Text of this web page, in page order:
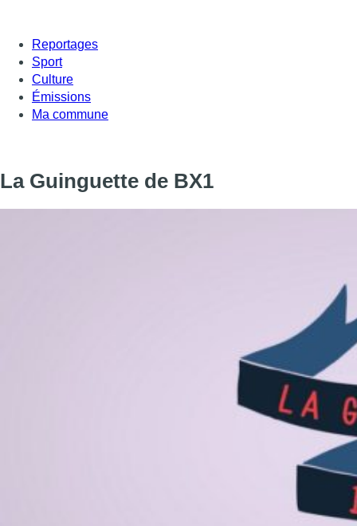
Reportages
Sport
Culture
Émissions
Ma commune
La Guinguette de BX1